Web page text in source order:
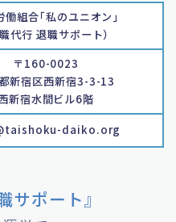
働組合｢私のユニオン｣
職代行 退職サポート）
〒160-0023
新宿区西新宿3-3-13
新宿水間ビル6階
daiko.org
サポート』